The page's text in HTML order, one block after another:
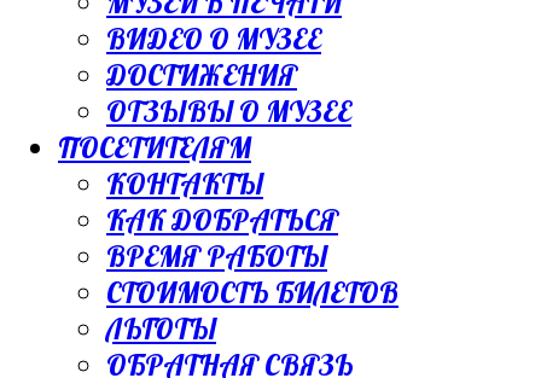
ВИДЕО О МУЗЕЕ
ДОСТИЖЕНИЯ
ОТЗЫВЫ О МУЗЕЕ
ПОСЕТИТЕЛЯМ
КОНТАКТЫ
КАК ДОБРАТЬСЯ
ВРЕМЯ РАБОТЫ
СТОИМОСТЬ БИЛЕТОВ
ЛЬГОТЫ
ОБРАТНАЯ СВЯЗЬ